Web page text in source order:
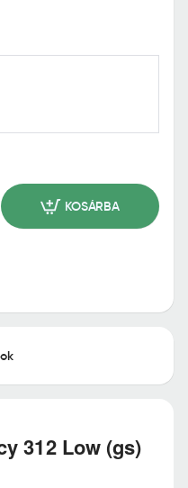
KOSÁRBA
312 Low (gs)